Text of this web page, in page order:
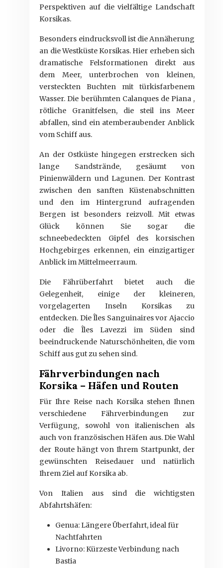
Perspektiven auf die vielfältige Landschaft
Korsikas.
Besonders eindrucksvoll ist die Annäherung
an die Westküste Korsikas. Hier erheben sich
dramatische Felsformationen direkt aus
dem Meer, unterbrochen von kleinen,
versteckten Buchten mit türkisfarbenem
Wasser. Die berühmten Calanques de Piana ,
rötliche Granitfelsen, die steil ins Meer
abfallen, sind ein atemberaubender Anblick
vom Schiff aus.
An der Ostküste hingegen erstrecken sich
lange Sandstrände, gesäumt von
Pinienwäldern und Lagunen. Der Kontrast
zwischen den sanften Küstenabschnitten
und den im Hintergrund aufragenden
Bergen ist besonders reizvoll. Mit etwas
Glück können Sie sogar die
schneebedeckten Gipfel des korsischen
Hochgebirges erkennen, ein einzigartiger
Anblick im Mittelmeerraum.
Die Fährüberfahrt bietet auch die
Gelegenheit, einige der kleineren,
vorgelagerten Inseln Korsikas zu
entdecken. Die Îles Sanguinaires vor Ajaccio
oder die Îles Lavezzi im Süden sind
beeindruckende Naturschönheiten, die vom
Schiff aus gut zu sehen sind.
Fährverbindungen nach
Korsika – Häfen und Routen
Für Ihre Reise nach Korsika stehen Ihnen
verschiedene Fährverbindungen zur
Verfügung, sowohl von italienischen als
auch von französischen Häfen aus. Die Wahl
der Route hängt von Ihrem Startpunkt, der
gewünschten Reisedauer und natürlich
Ihrem Ziel auf Korsika ab.
Von Italien aus sind die wichtigsten
Abfahrtshäfen:
Genua: Längere Überfahrt, ideal für
Nachtfahrten
Livorno: Kürzeste Verbindung nach
Bastia